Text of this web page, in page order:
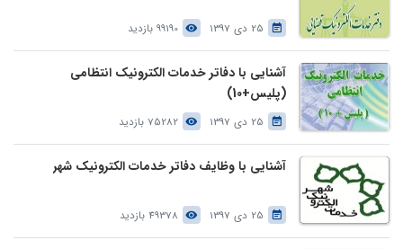
25 دی 1397 99190 بازدید
آشنایی با دفاتر خدمات الکترونیک انتظامی
(پلیس+10)
25 دی 1397 75282 بازدید
آشنایی با وظایف دفاتر خدمات الکترونیک شهر
25 دی 1397 49378 بازدید